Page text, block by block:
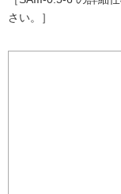
さい。］